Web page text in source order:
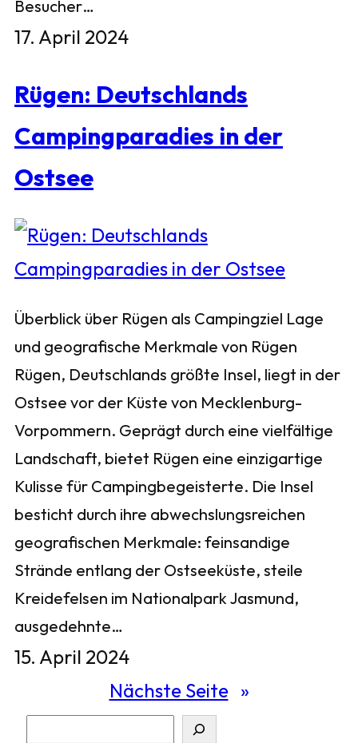
Besucher…
17. April 2024
Rügen: Deutschlands
Campingparadies in der
Ostsee
Überblick über Rügen als Campingziel Lage
und geografische Merkmale von Rügen
Rügen, Deutschlands größte Insel, liegt in der
Ostsee vor der Küste von Mecklenburg-
Vorpommern. Geprägt durch eine vielfältige
Landschaft, bietet Rügen eine einzigartige
Kulisse für Campingbegeisterte. Die Insel
besticht durch ihre abwechslungsreichen
geografischen Merkmale: feinsandige
Strände entlang der Ostseeküste, steile
Kreidefelsen im Nationalpark Jasmund,
ausgedehnte…
15. April 2024
Nächste Seite »